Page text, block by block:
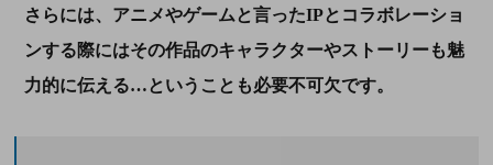
さらには、アニメやゲームと言ったIPとコラボレーショ
ンする際にはその作品のキャラクターやストーリーも魅
力的に伝える…ということも必要不可欠です。